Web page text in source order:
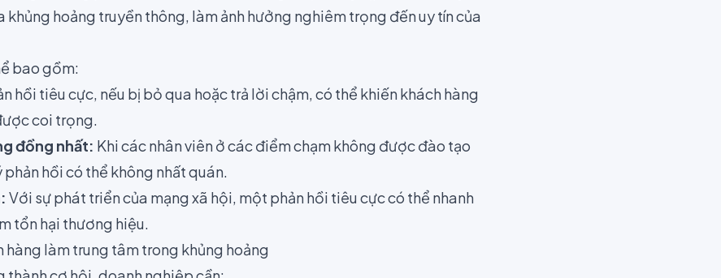
khủng hoảng truyền thông, làm ảnh hưởng nghiêm trọng đến uy tín của
bao gồm:
hồi tiêu cực, nếu bị bỏ qua hoặc trả lời chậm, có thể khiến khách hàng
coi trọng.
đồng nhất: Khi các nhân viên ở các điểm chạm không được đào tạo
hồi có thể không nhất quán.
Với sự phát triển của mạng xã hội, một phản hồi tiêu cực có thể nhanh
tổn hại thương hiệu.
làm trung tâm trong khủng hoảng